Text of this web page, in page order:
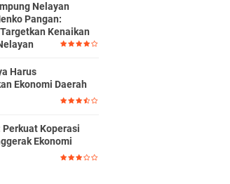
Nelayan
Pangan:
Kenaikan
Harus
Ekonomi Daerah
Perkuat Koperasi
Ekonomi